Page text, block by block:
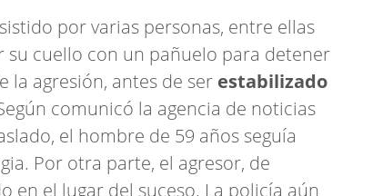
por varias personas, entre ellas
cuello con un pañuelo para detener
la agresión, antes de ser estabilizado
comunicó la agencia de noticias
el hombre de 59 años seguía
Por otra parte, el agresor, de
en el lugar del suceso. La policía aún